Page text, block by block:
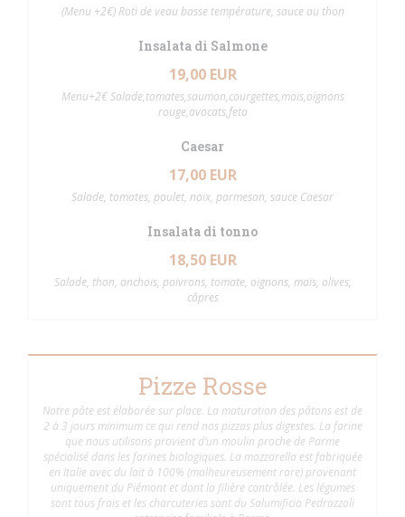
(Menu +2€) Roti de veau basse température, sauce au thon
Insalata di Salmone
19,00 EUR
Menu+2€ Salade,tomates,saumon,courgettes,mais,oignons
rouge,avocats,feta
Caesar
17,00 EUR
Salade, tomates, poulet, noix, parmesan, sauce Caesar
Insalata di tonno
18,50 EUR
Salade, thon, anchois, poivrons, tomate, oignons, maïs, olives,
câpres
Pizze Rosse
Notre pâte est élaborée sur place. La maturation des pâtons est de
2 à 3 jours minimum ce qui rend nos pizzas plus digestes. La farine
que nous utilisons provient d’un moulin proche de Parme
spécialisé dans les farines biologiques. La mozzarella est fabriquée
en Italie avec du lait à 100% (malheureusement rare) provenant
uniquement du Piémont et dont la filière contrôlée. Les légumes
sont tous frais et les charcuteries sont du Salumificio Pedrazzoli